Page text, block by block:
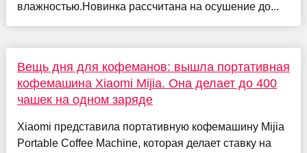
влажностью.Новинка рассчитана на осушение до...
Вещь дня для кофеманов: вышла портативная
кофемашина Xiaomi Mijia. Она делает до 400
чашек на одном заряде
Xiaomi представила портативную кофемашину Mijia
Portable Coffee Machine, которая делает ставку на